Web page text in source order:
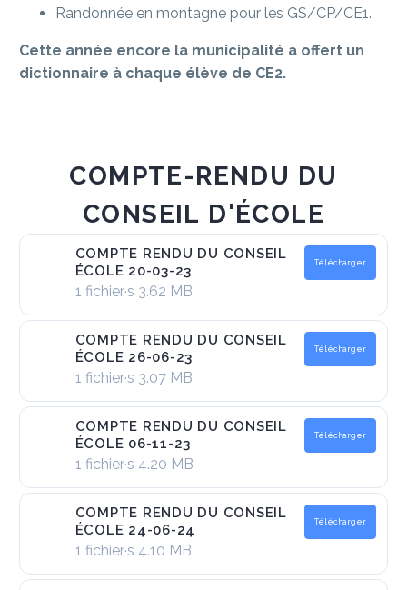
Randonnée en montagne pour les GS/CP/CE1.
Cette année encore la municipalité a offert un
dictionnaire à chaque élève de CE2.
COMPTE-RENDU DU
CONSEIL D'ÉCOLE
COMPTE RENDU DU CONSEIL
ÉCOLE 20-03-23
1 fichier·s 3.62 MB
Télécharger
COMPTE RENDU DU CONSEIL
ÉCOLE 26-06-23
1 fichier·s 3.07 MB
Télécharger
COMPTE RENDU DU CONSEIL
ÉCOLE 06-11-23
1 fichier·s 4.20 MB
Télécharger
COMPTE RENDU DU CONSEIL
ÉCOLE 24-06-24
1 fichier·s 4.10 MB
Télécharger